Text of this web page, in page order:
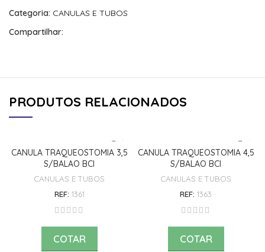
Categoria: CANULAS E TUBOS
Compartilhar:
PRODUTOS RELACIONADOS
CANULA TRAQUEOSTOMIA 3,5
S/BALAO BCI
CANULAS E TUBOS
REF: 1361
COTAR
CANULA TRAQUEOSTOMIA 4,5
S/BALAO BCI
CANULAS E TUBOS
REF: 1363
COTAR